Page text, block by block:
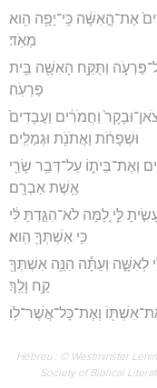
אֶת־הָ֣אִשָּׁ֔ה כִּֽי־יָפָ֥ה הִ֖וא
מְאֹֽד׃
וַתֻּקַּ֥ח הָאִשָּׁ֖ה בֵּ֥ית
פַּרְעֹֽה׃
וַחֲמֹרִ֔ים וַעֲבָדִים֙
וּשְׁפָחֹ֔ת וַאֲתֹנֹ֖ת וּגְמַלִּֽים׃
וְאֶת־בֵּית֑וֹ עַל־דְּבַ֥ר שָׂרַ֖י
אֵ֥שֶׁת אַבְרָֽם׃
לִּ֑י לָ֚מָּה לֹא־הִגַּ֣דְתָּ לִּ֔י
כִּ֥י אִשְׁתְּךָ֖ הִֽוא׃
לְאִשָּׁ֑ה וְעַתָּ֕ה הִנֵּ֥ה אִשְׁתְּךָ֖
קַ֥ח וָלֵֽךְ׃
וְאֶת־כָּל־אֲשֶׁר־לֽוֹ׃
Hébreu : © Westminster
Society of Biblical